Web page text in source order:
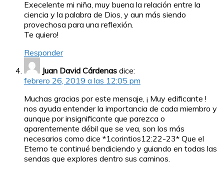
Execelente mi niña, muy buena la relación entre la
ciencia y la palabra de Dios, y aun más siendo
provechosa para una reflexión.
Te quiero!
Responder
Juan David Cárdenas dice:
febrero 26, 2019 a las 12:05 pm
Muchas gracias por este mensaje, ¡ Muy edificante !
nos ayuda entender la importancia de cada miembro y
aunque por insignificante que parezca o
aparentemente débil que se vea, son los más
necesarios como dice *1corintios12:22-23* Que el
Eterno te continué bendiciendo y guiando en todas las
sendas que explores dentro sus caminos.